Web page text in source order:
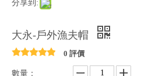
分享到:
大永-戶外漁夫帽
0 評價
數量：